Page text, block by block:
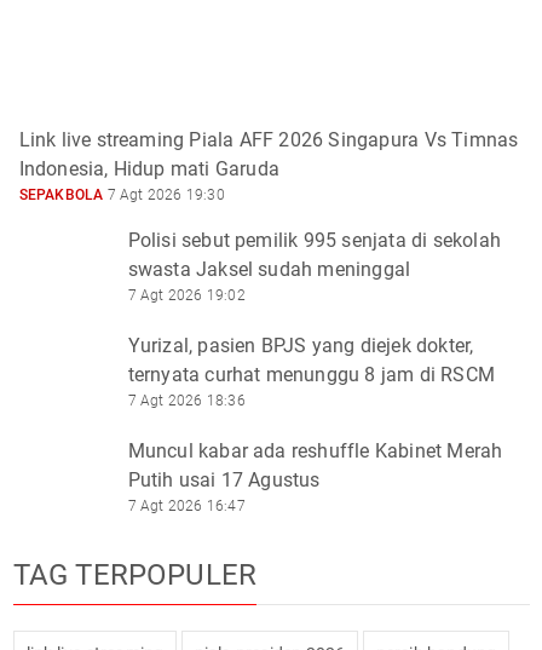
Link live streaming Piala AFF 2026 Singapura Vs Timnas
Indonesia, Hidup mati Garuda
SEPAKBOLA 7 Agt 2026 19:30
Polisi sebut pemilik 995 senjata di sekolah
swasta Jaksel sudah meninggal
7 Agt 2026 19:02
Yurizal, pasien BPJS yang diejek dokter,
ternyata curhat menunggu 8 jam di RSCM
7 Agt 2026 18:36
Muncul kabar ada reshuffle Kabinet Merah
Putih usai 17 Agustus
7 Agt 2026 16:47
TAG TERPOPULER